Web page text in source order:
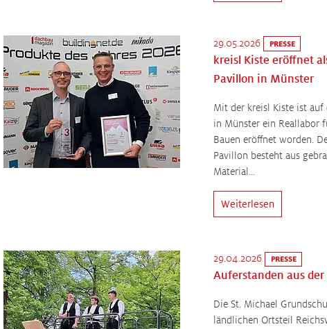
29.05.2026 PRESSE
kreisl Kiste eröffnet
Pavillon in Münster
Mit der kreisl Kiste ist auf
in Münster ein Reallabor
Bauen eröffnet worden.
Pavillon besteht aus
Material…
Weiterlesen
29.04.2026 PRESSE
Auferstanden aus
Die St. Michael
ländlichen Ortsteil